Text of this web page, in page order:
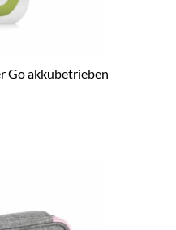
Go akkubetrieben